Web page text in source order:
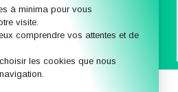
à minima pour vous
visite.
comprendre vos attentes et de
les cookies que nous